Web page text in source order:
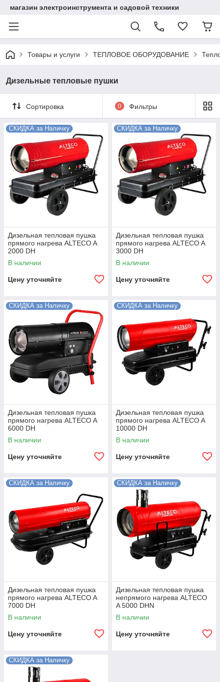
магазин электроинструмента и садовой техники
Товары и услуги ТЕПЛОВОЕ ОБОРУДОВАНИЕ
Дизельные тепловые пушки
Сортировка 0 Фильтры
СКИДКА за Наличку
Дизельная тепловая пушка
прямого нагрева ALTECO A
2000 DH
В наличии
Цену уточняйте
СКИДКА за Наличку
Дизельная тепловая пушка
прямого нагрева ALTECO A
3000 DH
В наличии
Цену уточняйте
СКИДКА за Наличку
Дизельная тепловая пушка
прямого нагрева ALTECO A
6000 DH
В наличии
Цену уточняйте
СКИДКА за Наличку
Дизельная тепловая пушка
прямого нагрева ALTECO A
10000 DH
В наличии
Цену уточняйте
СКИДКА за Наличку
Дизельная тепловая пушка
прямого нагрева ALTECO A
7000 DH
В наличии
Цену уточняйте
СКИДКА за Наличку
Дизельная тепловая пушка
непрямого нагрева ALTECO
A 5000 DHN
В наличии
Цену уточняйте
СКИДКА за Наличку